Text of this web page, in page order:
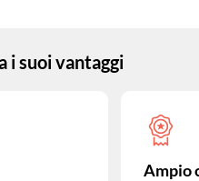
i suoi vantaggi
Ampio